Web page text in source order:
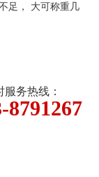
足， 大可称重几
服务热线：
8791267